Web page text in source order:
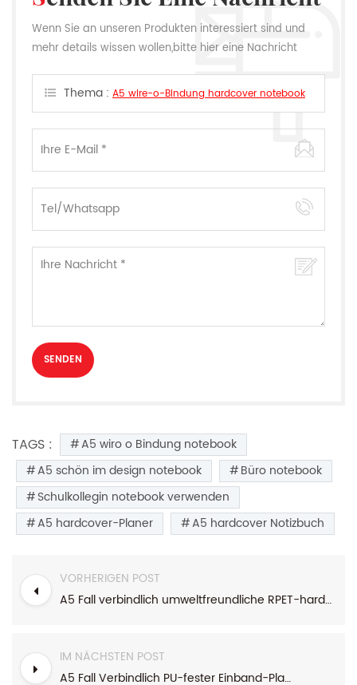
Wenn Sie an unseren Produkten interessiert sind und
mehr details wissen wollen,bitte hier eine Nachricht
können.Thema : A5 wire-o-Bindung hardcover notebook
TAGS :
A5 wiro o Bindung notebook
A5 schön im design notebook
Büro notebook
Schulkollegin notebook verwenden
A5 hardcover-Planer
A5 hardcover Notizbuch
VORHERIGEN POST
A5 Fall verbindlich umweltfreundliche RPET-hardcover-Tagebuch
IM NÄCHSTEN POST
A5 Fall Verbindlich PU-fester Einband-Planer